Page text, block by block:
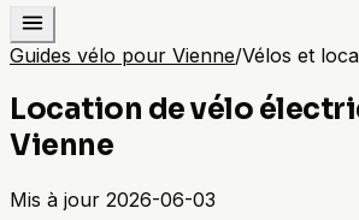
Guides vélo pour Vienne/Vélos et
Location de vélo
Vienne
Mis à jour 2026-06-03